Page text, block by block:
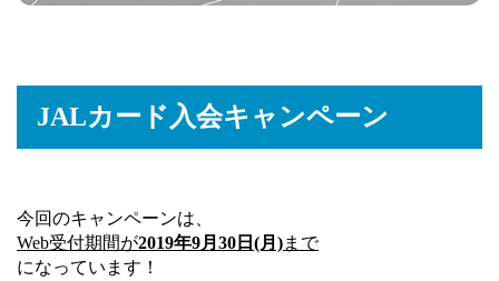
JALカード入会キャンペーン
今回のキャンペーンは、
Web受付期間が2019年9月30日(月)まで
になっています！